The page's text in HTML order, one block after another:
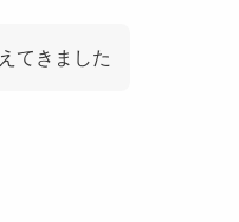
てきました